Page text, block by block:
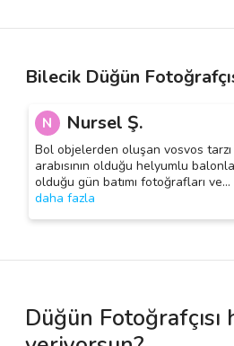
Bilecik Düğün
N Nursel Ş.
Bol objelerden oluşan vosvos
arabısının olduğu helyumlu
olduğu gün batımı fotoğrafları ve…
daha fazla
Düğün